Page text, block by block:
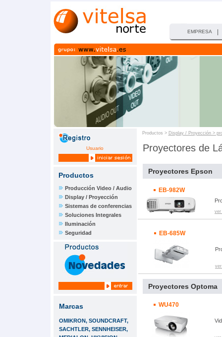
EMPRESA
Usuario
Productos
Producción Video / Audio
Display / Proyección
Sistemas de conferencias
Soluciones Integrales
Iluminación
Seguridad
Marcas
OMIKRON, SOUNDCRAFT,
SACHTLER, SENNHEISER,
Productos > Display / Proyección >
Proyectores de
Proyectores Epson
EB-982W
ver
EB-685W
Proyectores Optoma
WU470